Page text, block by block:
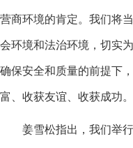
营商环境的肯定。我们将
会环境和法治环境，切实
确保安全和质量的前提下
富、收获友谊、收获成功。
姜雪松指出，我们举行